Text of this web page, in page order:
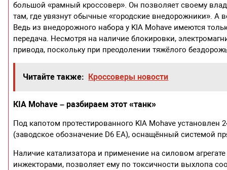
большой «рамный кроссовер». Он позволяет своему
там, где увязнут обычные «городские внедорожники». А
Ведь из внедорожного набора у KIA Mohave имеются
передача. Несмотря на наличие блокировки,
привода, поскольку при преодолении тяжёлого
Читайте также: Кроссоверы новости
КIA Mohave – разбираем этот «танк»
Под капотом протестированного KIA Mohave
(заводское обозначение D6 EA), оснащённый системой
Наличие катализатора и применение на силовом
инжекторами, позволяет ему по токсичности выхлопа